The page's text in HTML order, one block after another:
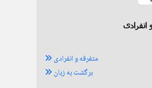
انفرادی
متفرقه و انفرادی
برگشت به زبان